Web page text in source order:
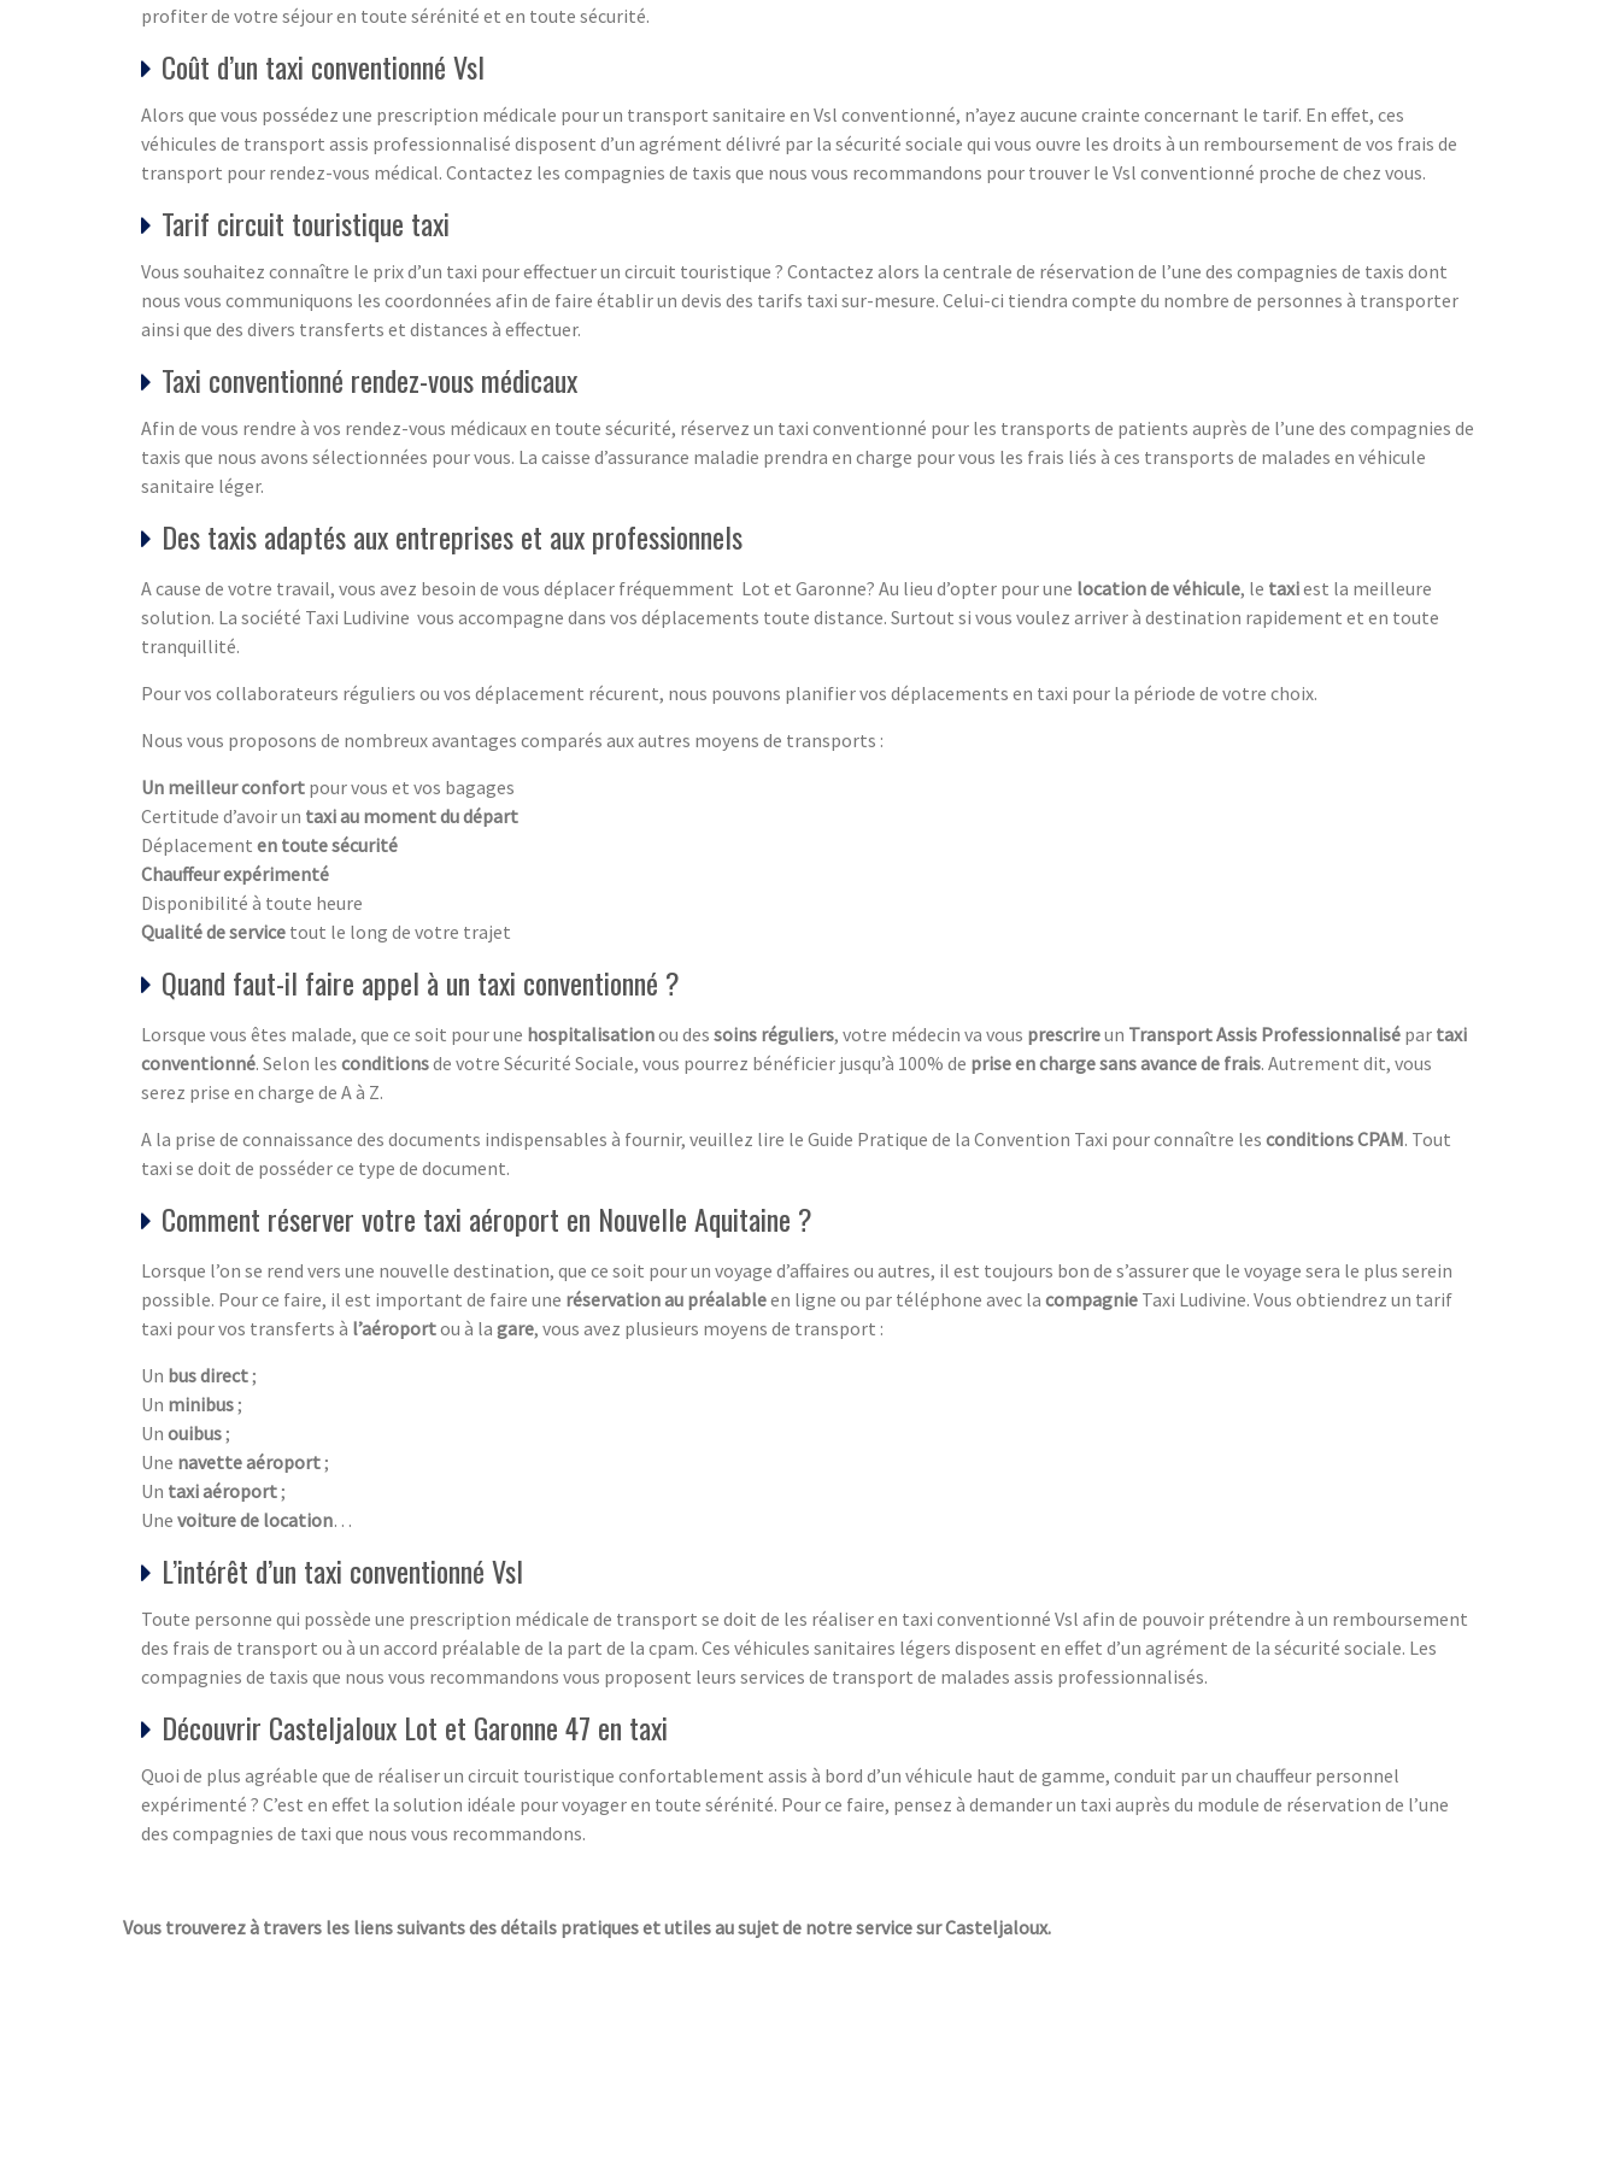
profiter de votre séjour en toute sérénité et en toute sécurité.
Coût d’un taxi conventionné Vsl
Alors que vous possédez une prescription médicale pour un transport sanitaire en Vsl conventionné, n’ayez aucune crainte concernant le tarif. En effet, ces
véhicules de transport assis professionnalisé disposent d’un agrément délivré par la sécurité sociale qui vous ouvre les droits à un remboursement de vos frais de
transport pour rendez-vous médical. Contactez les compagnies de taxis que nous vous recommandons pour trouver le Vsl conventionné proche de chez vous.
Tarif circuit touristique taxi
Vous souhaitez connaître le prix d’un taxi pour effectuer un circuit touristique ? Contactez alors la centrale de réservation de l’une des compagnies de taxis dont
nous vous communiquons les coordonnées afin de faire établir un devis des tarifs taxi sur-mesure. Celui-ci tiendra compte du nombre de personnes à transporter
ainsi que des divers transferts et distances à effectuer.
Taxi conventionné rendez-vous médicaux
Afin de vous rendre à vos rendez-vous médicaux en toute sécurité, réservez un taxi conventionné pour les transports de patients auprès de l’une des compagnies de
taxis que nous avons sélectionnées pour vous. La caisse d’assurance maladie prendra en charge pour vous les frais liés à ces transports de malades en véhicule
sanitaire léger.
Des taxis adaptés aux entreprises et aux professionnels
A cause de votre travail, vous avez besoin de vous déplacer fréquemment Lot et Garonne? Au lieu d’opter pour une location de véhicule, le taxiest la meilleure
solution. La société Taxi Ludivine vous accompagne dans vos déplacements toute distance. Surtout si vous voulez arriver à destination rapidement et en toute
tranquillité.
Pour vos collaborateurs réguliers ou vos déplacement récurent, nous pouvons planifier vos déplacements en taxi pour la période de votre choix.
Nous vous proposons de nombreux avantages comparés aux autres moyens de transports :
Un meilleur confort pour vous et vos bagages
Certitude d’avoir un taxi au moment du départ
Déplacement en toute sécurité
Chauffeur expérimenté
Disponibilité à toute heure
Qualité de service tout le long de votre trajet
Quand faut-il faire appel à un taxi conventionné ?
Lorsque vous êtes malade, que ce soit pour une hospitalisationou des soins réguliers, votre médecin va vous prescrireun Transport Assis Professionnalisé par taxi
conventionné. Selon les conditionsde votre Sécurité Sociale, vous pourrez bénéficier jusqu’à 100% de prise en charge sans avance de frais. Autrement dit, vous
serez prise en charge de A à Z.
A la prise de connaissance des documents indispensables à fournir, veuillez lire le Guide Pratique de la Convention Taxi pour connaître les conditions CPAM. Tout
taxi se doit de posséder ce type de document.
Comment réserver votre taxi aéroport en Nouvelle Aquitaine ?
Lorsque l’on se rend vers une nouvelle destination, que ce soit pour un voyage d’affaires ou autres, il est toujours bon de s’assurer que le voyage sera le plus serein
possible. Pour ce faire, il est important de faire une réservation au préalableen ligne ou par téléphone avec la compagnie Taxi Ludivine. Vous obtiendrez un tarif
taxi pour vos transferts à l’aéroportou à la gare, vous avez plusieurs moyens de transport :
Un bus direct ;
Un minibus ;
Un ouibus ;
Une navette aéroport ;
Un taxi aéroport ;
Une voiture de location…
L’intérêt d’un taxi conventionné Vsl
Toute personne qui possède une prescription médicale de transport se doit de les réaliser en taxi conventionné Vsl afin de pouvoir prétendre à un remboursement
des frais de transport ou à un accord préalable de la part de la cpam. Ces véhicules sanitaires légers disposent en effet d’un agrément de la sécurité sociale. Les
compagnies de taxis que nous vous recommandons vous proposent leurs services de transport de malades assis professionnalisés.
Découvrir Casteljaloux Lot et Garonne 47 en taxi
Quoi de plus agréable que de réaliser un circuit touristique confortablement assis à bord d’un véhicule haut de gamme, conduit par un chauffeur personnel
expérimenté ? C’est en effet la solution idéale pour voyager en toute sérénité. Pour ce faire, pensez à demander un taxi auprès du module de réservation de l’une
des compagnies de taxi que nous vous recommandons.
Vous trouverez à travers les liens suivants des détails pratiques et utiles au sujet de notre service sur Casteljaloux.